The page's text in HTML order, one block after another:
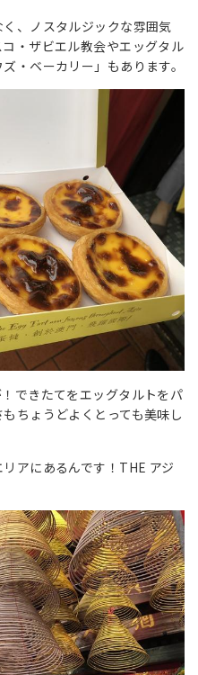
、ノスタルジックな雰囲気
・ザビエル教会やエッグタル
・ベーカリー」もあります。
できたてをエッグタルトをパ
ちょうどよくとっても美味し
アにあるんです！THE アジ